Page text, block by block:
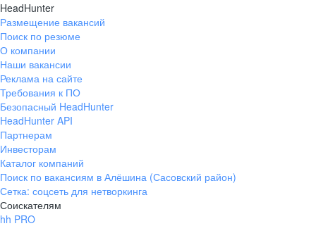
HeadHunter
Размещение вакансий
Поиск по резюме
О компании
Наши вакансии
Реклама на сайте
Требования к ПО
Безопасный HeadHunter
HeadHunter API
Партнерам
Инвесторам
Каталог компаний
Поиск по вакансиям в Алёшина (Сасовский район)
Сетка: соцсеть для нетворкинга
Соискателям
hh PRO